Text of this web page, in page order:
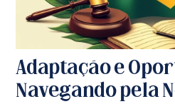
Adaptação e
Navegando pela